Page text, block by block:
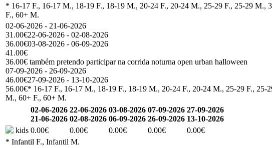
* 16-17 F., 16-17 M., 18-19 F., 18-19 M., 20-24 F., 20-24 M., 25-29 F., 25-29
F., 60+ M.
02-06-2026 - 21-06-2026
31.00€22-06-2026 - 02-08-2026
36.00€03-08-2026 - 06-09-2026
41.00€
36.00€ também pretendo participar na corrida noturna open urban halloween
07-09-2026 - 26-09-2026
46.00€27-09-2026 - 13-10-2026
56.00€* 16-17 F., 16-17 M., 18-19 F., 18-19 M., 20-24 F., 20-24 M., 25-29 F.,
M., 60+ F., 60+ M.
02-06-2026
21-06-2026
22-06-2026
02-08-2026
03-08-2026
06-09-2026
07-09-2026
26-09-2026
27-09-2026
13-10-2026
kids 0.00€ 0.00€ 0.00€ 0.00€
0.00€
* Infantil F., Infantil M.